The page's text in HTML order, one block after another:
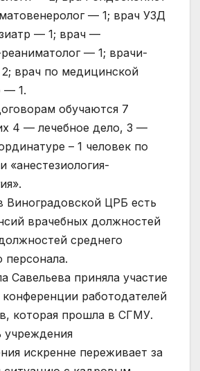
— 1; врач УЗД
— 1; врач —
реаниматолог — 1; врачи-
врач по медицинской
— 1.
обучаются 7
4 — лечебное дело, 3 —
– 1 человек по
«анестезиология-
Виноградовской ЦРБ есть
врачебных должностей
среднего
персонала.
Савельева приняла участие
работодателей
которая прошла в СГМУ.
учреждения
искренне переживает за